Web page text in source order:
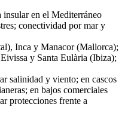
en el Mediterráneo
conectividad por mar y
Inca y Manacor (Mallorca);
y Santa Eulària (Ibiza);
salinidad y viento; en cascos
en bajos comerciales
protecciones frente a